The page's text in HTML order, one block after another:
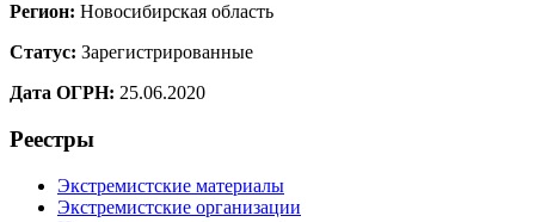
Регион: Новосибирская область
Статус: Зарегистрированные
Дата ОГРН: 25.06.2020
Реестры
Экстремистские материалы
Экстремистские организации